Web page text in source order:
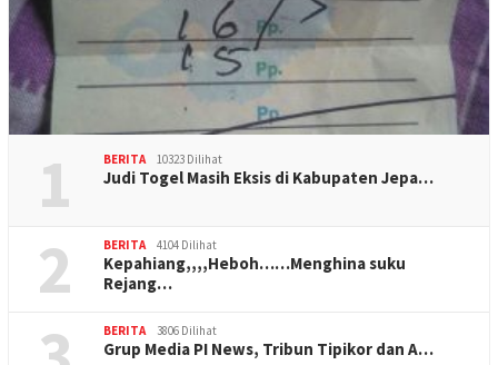
1 BERITA 10323 Dilihat
Judi Togel Masih Eksis di Kabupaten Jepa…
2 BERITA 4104 Dilihat
Kepahiang,,,,Heboh……Menghina suku
Rejang…
BERITA 3806 Dilihat
Grup Media PI News, Tribun Tipikor dan A…